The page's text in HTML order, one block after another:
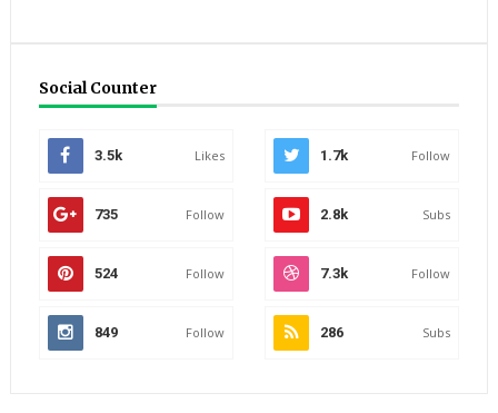
Social Counter
3.5k Likes 1.7k Follow
735 Follow 2.8k Subs
524 Follow 7.3k Follow
849 Follow 286 Subs